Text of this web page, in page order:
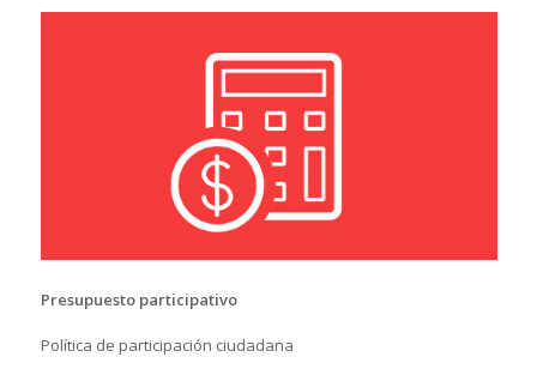
Presupuesto participativo
Política de participación ciudadana